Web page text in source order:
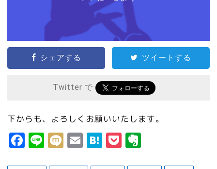
シェアする ツイートする
Twitter で
下からも、よろしくお願いいたします。
F Li M E H P